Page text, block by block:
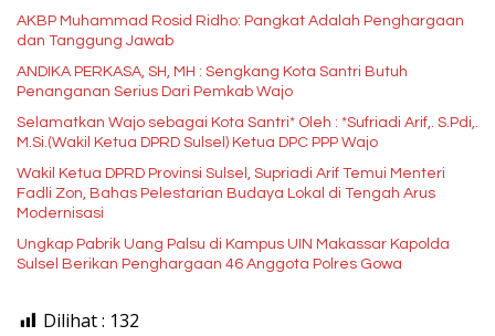
AKBP Muhammad Rosid Ridho: Pangkat Adalah Penghargaan
dan Tanggung Jawab
ANDIKA PERKASA, SH, MH : Sengkang Kota Santri Butuh
Penanganan Serius Dari Pemkab Wajo
Selamatkan Wajo sebagai Kota Santri* Oleh : *Sufriadi Arif,. S.Pdi,.
M.Si.(Wakil Ketua DPRD Sulsel) Ketua DPC PPP Wajo
Wakil Ketua DPRD Provinsi Sulsel, Supriadi Arif Temui Menteri
Fadli Zon, Bahas Pelestarian Budaya Lokal di Tengah Arus
Modernisasi
Ungkap Pabrik Uang Palsu di Kampus UIN Makassar Kapolda
Sulsel Berikan Penghargaan 46 Anggota Polres Gowa
Dilihat : 132